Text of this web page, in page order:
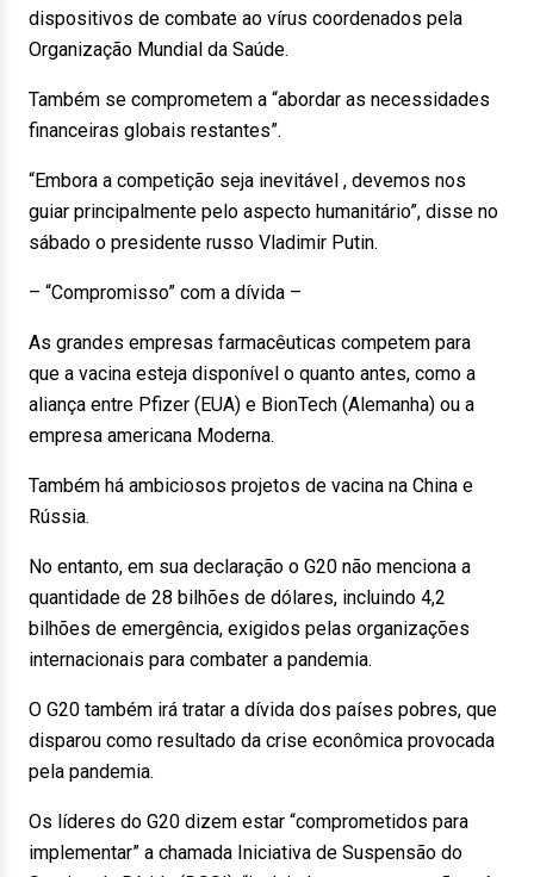
dispositivos de combate ao vírus coordenados pela
Organização Mundial da Saúde.
Também se comprometem a “abordar as necessidades
financeiras globais restantes”.
“Embora a competição seja inevitável , devemos nos
guiar principalmente pelo aspecto humanitário”, disse no
sábado o presidente russo Vladimir Putin.
– “Compromisso” com a dívida –
As grandes empresas farmacêuticas competem para
que a vacina esteja disponível o quanto antes, como a
aliança entre Pfizer (EUA) e BionTech (Alemanha) ou a
empresa americana Moderna.
Também há ambiciosos projetos de vacina na China e
Rússia.
No entanto, em sua declaração o G20 não menciona a
quantidade de 28 bilhões de dólares, incluindo 4,2
bilhões de emergência, exigidos pelas organizações
internacionais para combater a pandemia.
O G20 também irá tratar a dívida dos países pobres, que
disparou como resultado da crise econômica provocada
pela pandemia.
Os líderes do G20 dizem estar “comprometidos para
implementar” a chamada Iniciativa de Suspensão do